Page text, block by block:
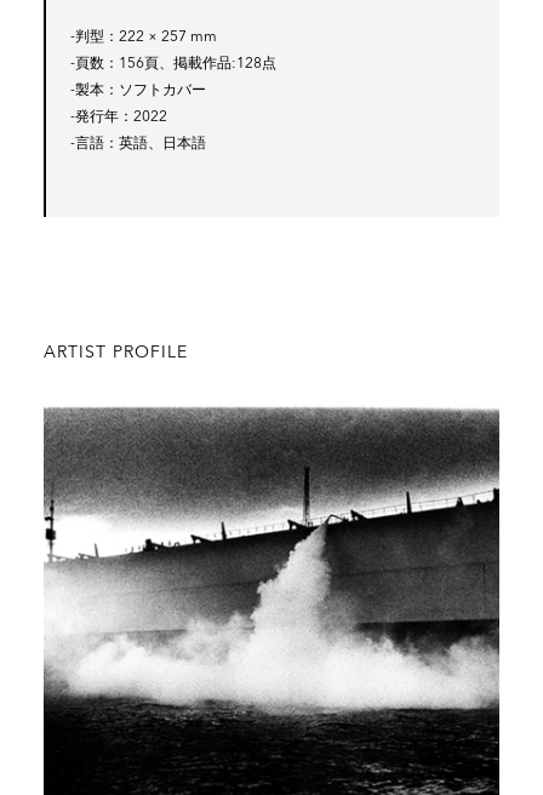
-判型
222 × 257 mm
-頁数
156頁、掲載作品:128点
-製本
ソフトカバー
-発行年
2022
-言語
英語、日本語
ARTIST PROFILE